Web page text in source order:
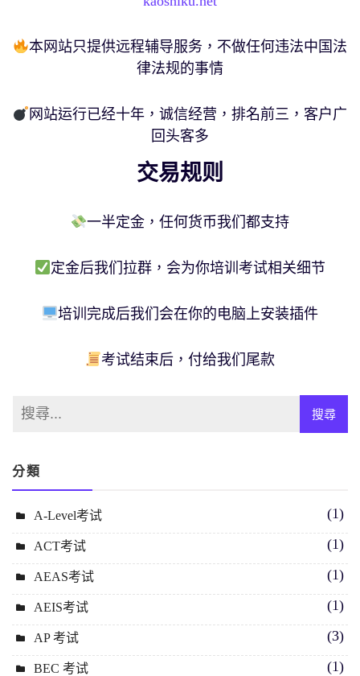
本网站只提供远程辅导服务，不做任何违法中国法
律法规的事情
网站运行已经十年，诚信经营，排名前三，客户广
回头客多
交易规则
一半定金，任何货币我们都支持
定金后我们拉群，会为你培训考试相关细节
培训完成后我们会在你的电脑上安装插件
考试结束后，付给我们尾款
分類
A-Level考试 (1)
ACT考试 (1)
AEAS考试 (1)
AEIS考试 (1)
AP 考试 (3)
BEC 考试 (1)